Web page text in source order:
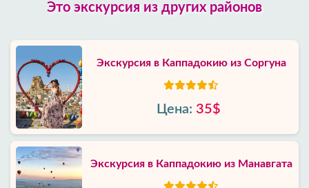
Это экскурсия из других районов
Экскурсия в Каппадокию из Соргуна
Цена: 35$
Экскурсия в Каппадокию из Манавгата